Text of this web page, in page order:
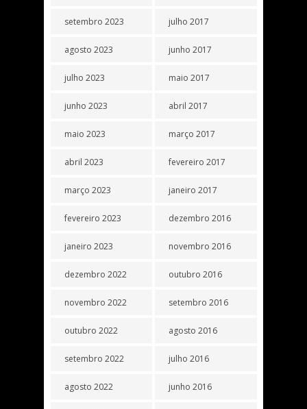
setembro 2023
agosto 2023
julho 2023
junho 2023
maio 2023
abril 2023
março 2023
fevereiro 2023
janeiro 2023
dezembro 2022
novembro 2022
outubro 2022
setembro 2022
agosto 2022
julho 2017
junho 2017
maio 2017
abril 2017
março 2017
fevereiro 2017
janeiro 2017
dezembro 2016
novembro 2016
outubro 2016
setembro 2016
agosto 2016
julho 2016
junho 2016